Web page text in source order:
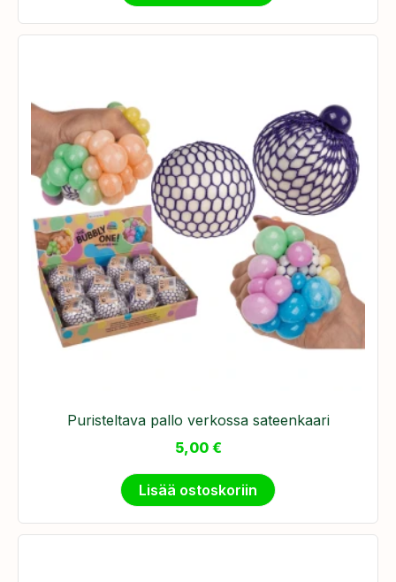
Puristeltava pallo verkossa sateenkaari
5,00 €
Lisää ostoskoriin